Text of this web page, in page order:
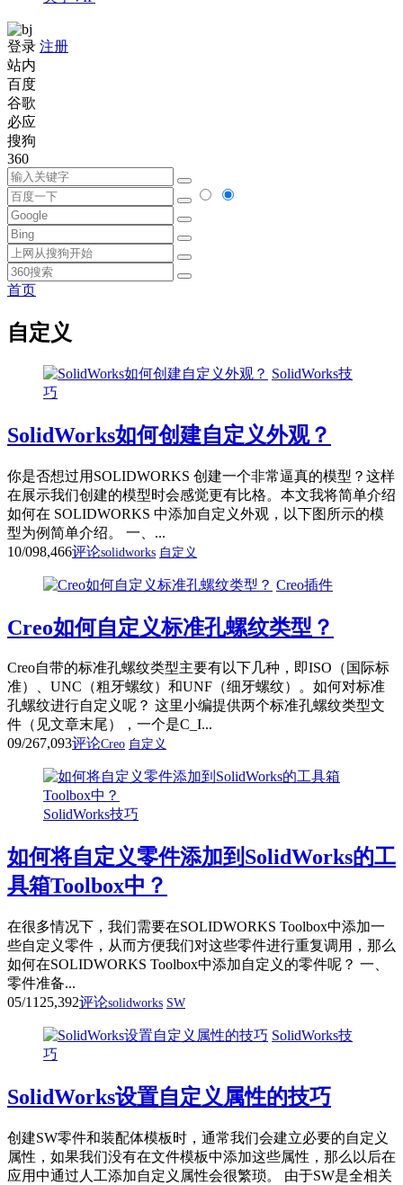
登录 注册
站内
百度
谷歌
必应
搜狗
360
首页
自定义
SolidWorks技
巧
SolidWorks如何创建自定义外观？
你是否想过用SOLIDWORKS 创建一个非常逼真的模型？这样
在展示我们创建的模型时会感觉更有比格。本文我将简单介绍
如何在 SOLIDWORKS 中添加自定义外观，以下图所示的模
型为例简单介绍。 一、...
10/098,466评论solidworks 自定义
Creo插件
Creo如何自定义标准孔螺纹类型？
Creo自带的标准孔螺纹类型主要有以下几种，即ISO（国际标
准）、UNC（粗牙螺纹）和UNF（细牙螺纹）。如何对标准
孔螺纹进行自定义呢？ 这里小编提供两个标准孔螺纹类型文
件（见文章末尾），一个是C_I...
09/267,093评论Creo 自定义
SolidWorks技巧
如何将自定义零件添加到SolidWorks的工
具箱Toolbox中？
在很多情况下，我们需要在SOLIDWORKS Toolbox中添加一
些自定义零件，从而方便我们对这些零件进行重复调用，那么
如何在SOLIDWORKS Toolbox中添加自定义的零件呢？ 一、
零件准备...
05/11 25,392评论solidworks SW
SolidWorks技
巧
SolidWorks设置自定义属性的技巧
创建SW零件和装配体模板时，通常我们会建立必要的自定义
属性，如果我们没有在文件模板中添加这些属性，那么以后在
应用中通过人工添加自定义属性会很繁琐。 由于SW是全相关